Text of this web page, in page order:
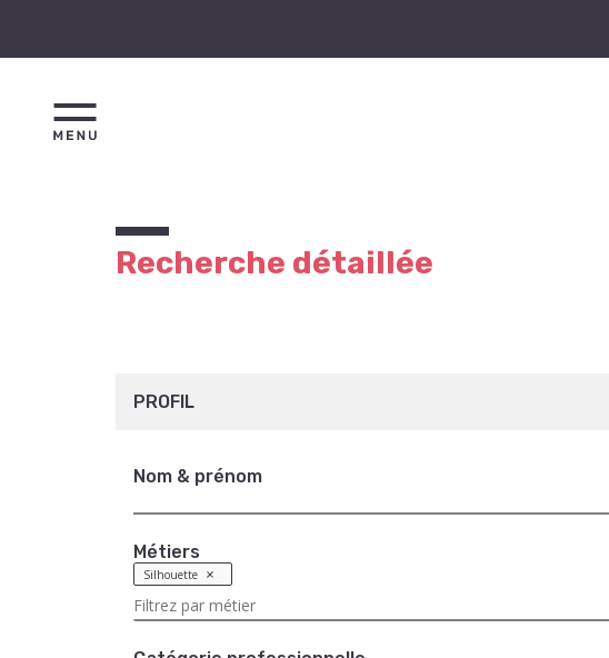
Recherche détaillée
PROFIL
Nom & prénom
Métiers
Silhouette